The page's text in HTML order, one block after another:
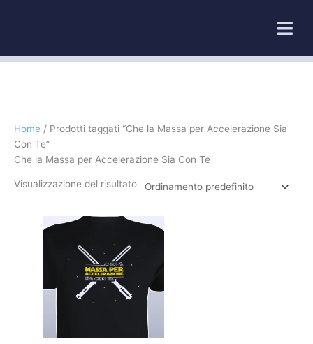
Home / Prodotti taggati “Che la Massa per Accelerazione Sia
Con Te”
Che la Massa per Accelerazione Sia Con Te
Visualizzazione del risultato
Questo
ha
più
varianti.
Le
opzioni
possono